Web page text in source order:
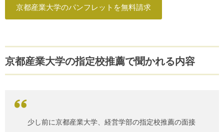
京都産業大学のパンフレットを無料請求
京都産業大学の指定校推薦で聞かれる内容
少し前に京都産業大学、経営学部の指定校推薦の面接